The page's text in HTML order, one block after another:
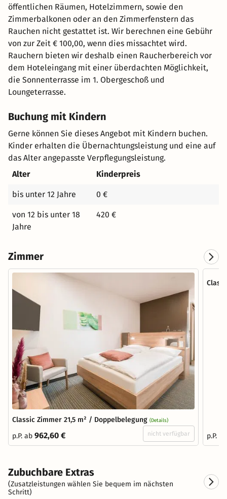
öffentlichen Räumen, Hotelzimmern, sowie den
Zimmerbalkonen oder an den Zimmerfenstern das
Rauchen nicht gestattet ist. Wir berechnen eine Gebühr
von zur Zeit € 100,00, wenn dies missachtet wird.
Rauchern bieten wir deshalb einen Raucherbereich vor
dem Hoteleingang mit einer überdachten Möglichkeit,
die Sonnenterrasse im 1. Obergeschoß und
Loungeterrasse.
Buchung mit Kindern
Gerne können Sie dieses Angebot mit Kindern buchen.
Kinder erhalten die Übernachtungsleistung und eine auf
das Alter angepasste Verpflegungsleistung.
Alter
Kinderpreis
bis unter 12 Jahre 0 €
von 12 bis unter 18
Jahre
420 €
Zimmer
Classic Zimmer 21,5 m² / Doppelbelegung (Details)
p.P. ab 962,60 € nicht verfügbar p.P.
Zubuchbare Extras
(Zusatzleistungen wählen Sie bequem im nächsten
Schritt)